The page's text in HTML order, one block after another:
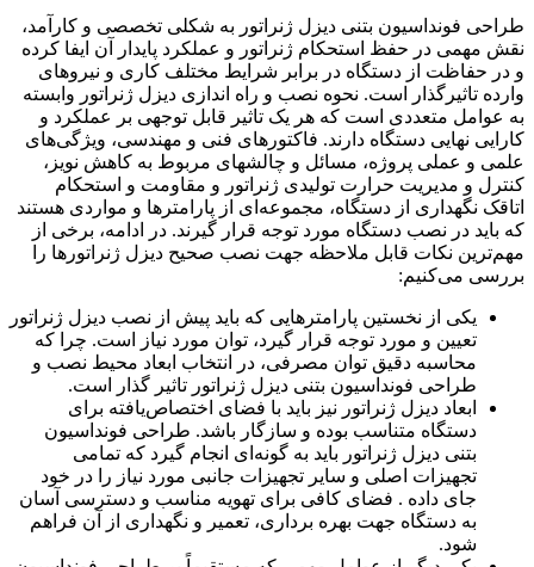
طراحی فونداسیون بتنی دیزل ژنراتور به شکلی تخصصی و کارآمد،
نقش مهمی در حفظ استحکام ژنراتور و عملکرد پایدار آن ایفا کرده
و در حفاظت از دستگاه در برابر شرایط مختلف کاری و نیروهای
وارده تاثیرگذار است. نحوه نصب و راه اندازی دیزل ژنراتور وابسته
به عوامل متعددی است که هر یک تاثیر قابل توجهی بر عملکرد و
کارایی نهایی دستگاه‌ دارند. فاکتورهای فنی و مهندسی، ویژگی‌های
علمی و عملی پروژه، مسائل و چالش­های مربوط به کاهش نویز،
کنترل و مدیریت حرارت تولیدی ژنراتور و مقاومت و استحکام
اتاقک نگهداری از دستگاه، مجموعه‌ای از پارامترها و مواردی هستند
که باید در نصب دستگاه مورد توجه قرار گیرند. در ادامه، برخی از
مهم‌ترین نکات قابل ملاحظه جهت نصب صحیح دیزل ژنراتورها را
بررسی می‌کنیم:
یکی از نخستین پارامترهایی که باید پیش از نصب دیزل ژنراتور
تعیین و مورد توجه قرار گیرد، توان مورد نیاز است. چرا که
محاسبه دقیق توان مصرفی، در انتخاب ابعاد محیط نصب و
طراحی فونداسیون بتنی دیزل ژنراتور تاثیر گذار است.
ابعاد دیزل ژنراتور نیز باید با فضای اختصاص‌یافته برای
دستگاه متناسب بوده و سازگار باشد. طراحی فونداسیون
بتنی دیزل ژنراتور باید به گونه‌ای انجام گیرد که تمامی
تجهیزات اصلی و سایر تجهیزات جانبی مورد نیاز را در خود
جای داده . فضای کافی برای تهویه مناسب و دسترسی آسان
به دستگاه جهت بهره برداری، تعمیر و نگهداری از آن فراهم
شود.